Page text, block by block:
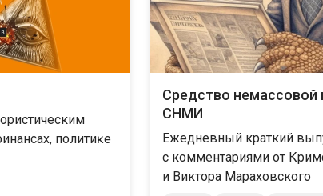
политиĸе
Средство
СНМИ
Ежедневный краткий
с комментариями от
и Виктора Мараховского